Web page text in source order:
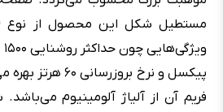
پیکسل و نرخ
فریم آن از آلیاژ آلومینیوم